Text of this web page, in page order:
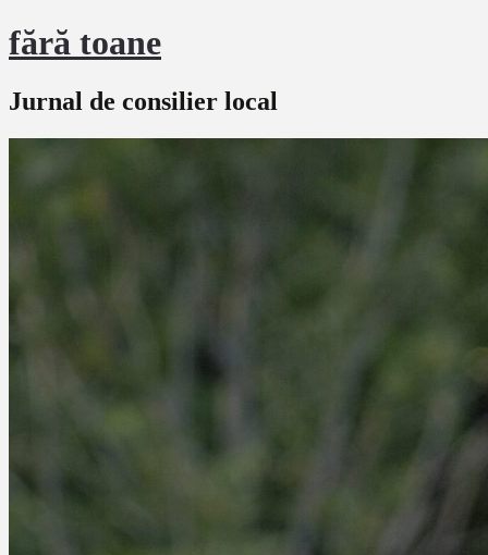
fără toane
Jurnal de consilier local